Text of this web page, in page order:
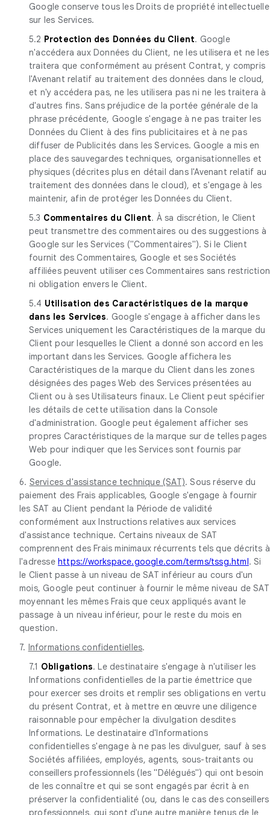
Google conserve tous les Droits de propriété intellectuelle
sur les Services.
5.2 Protection des Données du Client. Google
n'accédera aux Données du Client, ne les utilisera et ne les
traitera que conformément au présent Contrat, y compris
l'Avenant relatif au traitement des données dans le cloud,
et n'y accédera pas, ne les utilisera pas ni ne les traitera à
d'autres fins. Sans préjudice de la portée générale de la
phrase précédente, Google s'engage à ne pas traiter les
Données du Client à des fins publicitaires et à ne pas
diffuser de Publicités dans les Services. Google a mis en
place des sauvegardes techniques, organisationnelles et
physiques (décrites plus en détail dans l'Avenant relatif au
traitement des données dans le cloud), et s'engage à les
maintenir, afin de protéger les Données du Client.
5.3 Commentaires du Client. À sa discrétion, le Client
peut transmettre des commentaires ou des suggestions à
Google sur les Services ("Commentaires"). Si le Client
fournit des Commentaires, Google et ses Sociétés
affiliées peuvent utiliser ces Commentaires sans restriction
ni obligation envers le Client.
5.4 Utilisation des Caractéristiques de la marque
dans les Services. Google s'engage à afficher dans les
Services uniquement les Caractéristiques de la marque du
Client pour lesquelles le Client a donné son accord en les
important dans les Services. Google affichera les
Caractéristiques de la marque du Client dans les zones
désignées des pages Web des Services présentées au
Client ou à ses Utilisateurs finaux. Le Client peut spécifier
les détails de cette utilisation dans la Console
d'administration. Google peut également afficher ses
propres Caractéristiques de la marque sur de telles pages
Web pour indiquer que les Services sont fournis par
Google.
6. Services d'assistance technique (SAT). Sous réserve du
paiement des Frais applicables, Google s'engage à fournir
les SAT au Client pendant la Période de validité
conformément aux Instructions relatives aux services
d'assistance technique. Certains niveaux de SAT
comprennent des Frais minimaux récurrents tels que décrits à
l'adresse https://workspace.google.com/terms/tssg.html. Si
le Client passe à un niveau de SAT inférieur au cours d'un
mois, Google peut continuer à fournir le même niveau de SAT
moyennant les mêmes Frais que ceux appliqués avant le
passage à un niveau inférieur, pour le reste du mois en
question.
7. Informations confidentielles.
7.1 Obligations. Le destinataire s'engage à n'utiliser les
Informations confidentielles de la partie émettrice que
pour exercer ses droits et remplir ses obligations en vertu
du présent Contrat, et à mettre en œuvre une diligence
raisonnable pour empêcher la divulgation desdites
Informations. Le destinataire d'Informations
confidentielles s'engage à ne pas les divulguer, sauf à ses
Sociétés affiliées, employés, agents, sous-traitants ou
conseillers professionnels (les "Délégués") qui ont besoin
de les connaître et qui se sont engagés par écrit à en
préserver la confidentialité (ou, dans le cas des conseillers
professionnels, qui sont d'une autre manière tenus de le